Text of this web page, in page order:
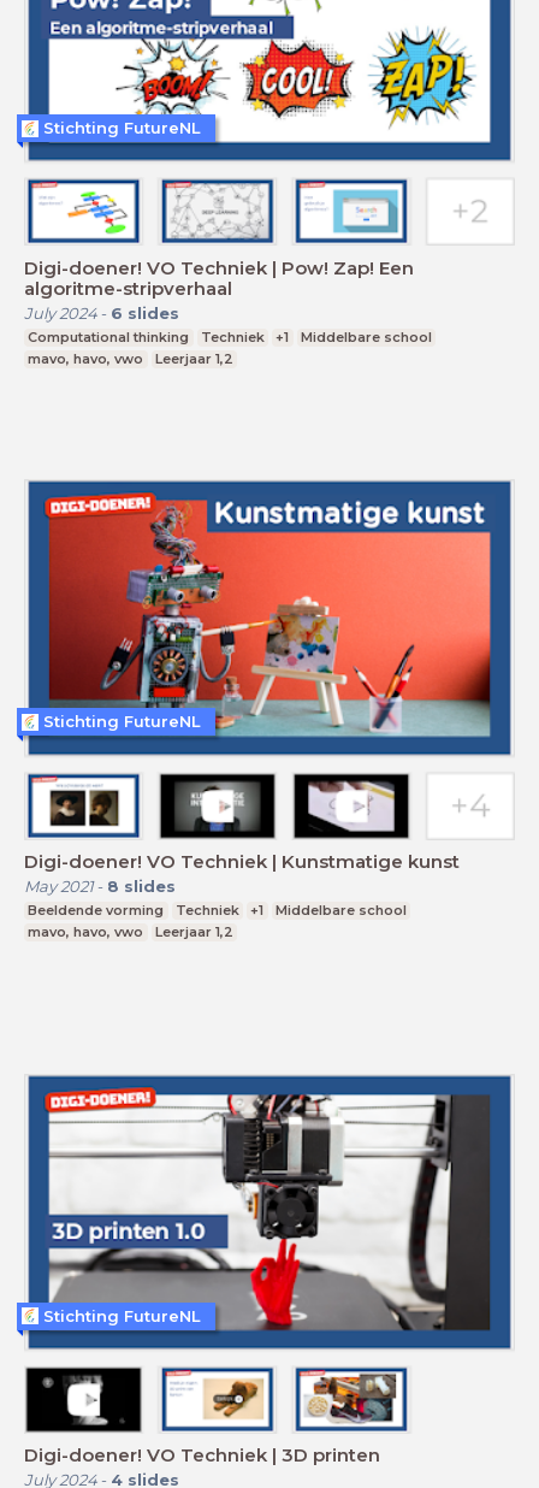
Digi-doener! VO Techniek | Pow! Zap! Een
algoritme-stripverhaal
July 2024- 6 slides
Computational thinking Techniek +1
Middelbare school
mavo, havo, vwo
Leerjaar 1,2
Stichting FutureNL
Digi-doener! VO Techniek | Kunstmatige kunst
May 2021- 8 slides
Beeldende vorming Techniek +1
Middelbare school
mavo, havo, vwo
Leerjaar 1,2
Stichting FutureNL
Digi-doener! VO Techniek | 3D printen
July 2024- 4 slides
Stichting FutureNL